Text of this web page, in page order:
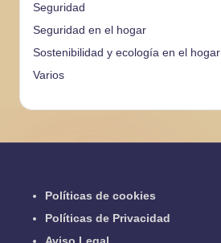
Seguridad
Seguridad en el hogar
Sostenibilidad y ecología en el hogar
Varios
Políticas de cookies
Políticas de Privacidad
Aviso Legal